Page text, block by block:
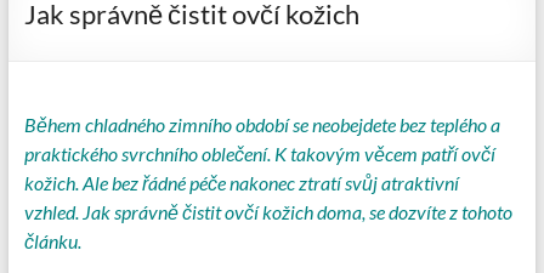
Jak správně čistit ovčí kožich
Během chladného zimního období se neobejdete bez teplého a
praktického svrchního oblečení. K takovým věcem patří ovčí
kožich. Ale bez řádné péče nakonec ztratí svůj atraktivní
vzhled. Jak správně čistit ovčí kožich doma, se dozvíte z tohoto
článku.